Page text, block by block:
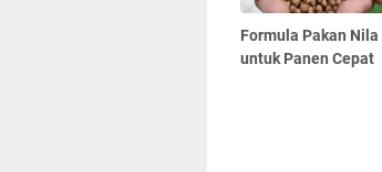
Formula Pakan Nila
untuk Panen Cepat